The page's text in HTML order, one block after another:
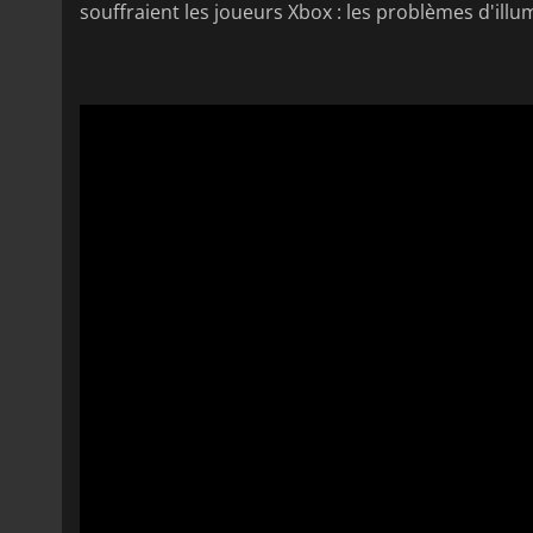
souffraient les joueurs Xbox : les problèmes